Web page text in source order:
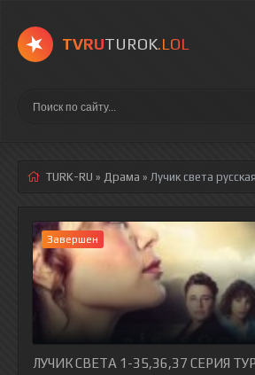
TVRUTUROK.LOL
TURK-RU » Драма » Лучик света русская
Завершен
ЛУЧИК СВЕТА 1-35,36,37 СЕРИЯ